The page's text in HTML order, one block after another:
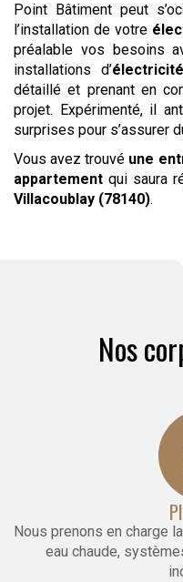
Point Bâtiment peut
l’installation de votre
préalable vos besoins
installations d’électricité
détaillé et prenant en
projet. Expérimenté, il
surprises pour s’assurer
Vous avez trouvé une
appartement qui saura
Villacoublay (78140).
Nos
Nous prenons en charge
eau chaude,